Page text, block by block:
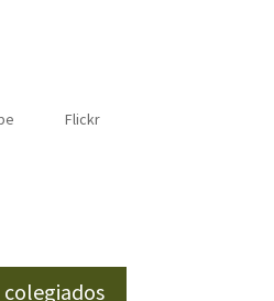
Flickr
colegiados